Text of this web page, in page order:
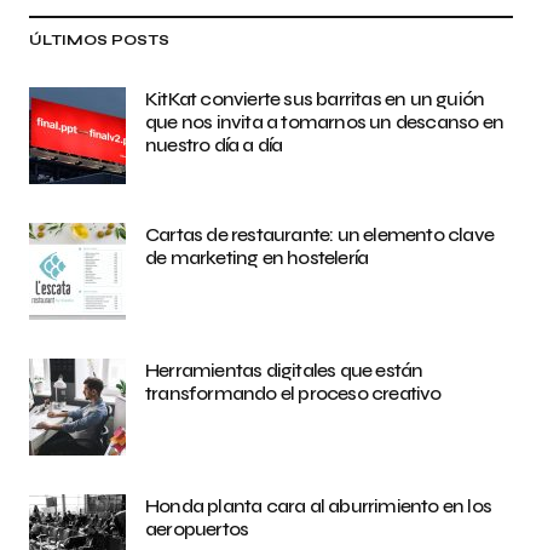
ÚLTIMOS POSTS
KitKat convierte sus barritas en un guión
que nos invita a tomarnos un descanso en
nuestro día a día
Cartas de restaurante: un elemento clave
de marketing en hostelería
Herramientas digitales que están
transformando el proceso creativo
Honda planta cara al aburrimiento en los
aeropuertos